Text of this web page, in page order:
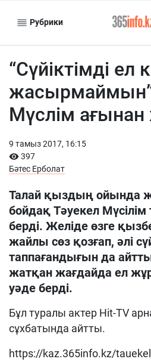
Рубрики
“Сүйіктімді ел
Мүслім
9 тамыз 2017, 16:15
397
Бәтес Ерболат
Талай қыздың ойында
бойдақ Тәуекел Мүсілім
берді. Желіде өзге
жайлы сөз қозғап, әлі
таппағандығын да
жатқан жағдайда ел
уәде берді.
Бұл туралы актер Hit-TV
сұхбатында айтты.
https://kaz.365info.kz/